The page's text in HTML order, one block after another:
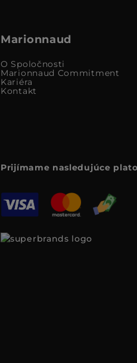
Marionnaud
O Spoločnosti
Marionnaud Commitment
Kariéra
Kontakt
Prijímame nasledujúce